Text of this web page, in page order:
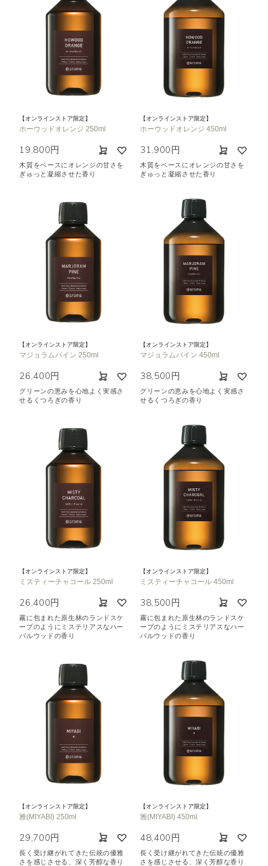
【オンラインストア限定】
ホーウッドオレンジ 250ml
19,800円
木質をベースにオレンジの甘さを
ぎゅっと凝縮させた香り
【オンラインストア限定】
ホーウッドオレンジ 450ml
31,900円
木質をベースにオレンジの甘さを
ぎゅっと凝縮させた香り
【オンラインストア限定】
マジョラムパイン 250ml
26,400円
グリーンの恵みを心地よく実感さ
せるくつろぎの香り
【オンラインストア限定】
マジョラムパイン 450ml
38,500円
グリーンの恵みを心地よく実感さ
せるくつろぎの香り
【オンラインストア限定】
ミスティーチャコール 250ml
26,400円
霧に包まれた原生林のランドスケ
ープのようにミステリアスなハー
バルウッドの香り
【オンラインストア限定】
ミスティーチャコール 450ml
38,500円
霧に包まれた原生林のランドスケ
ープのようにミステリアスなハー
バルウッドの香り
【オンラインストア限定】
雅(MIYABI) 250ml
29,700円
長く受け継がれてきた伝統の優雅
さを感じさせる、深く芳醇な香り
【オンラインストア限定】
雅(MIYABI) 450ml
48,400円
長く受け継がれてきた伝統の優雅
さを感じさせる、深く芳醇な香り